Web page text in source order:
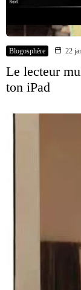
Blogosphère 22
Le lecteur
ton iPad